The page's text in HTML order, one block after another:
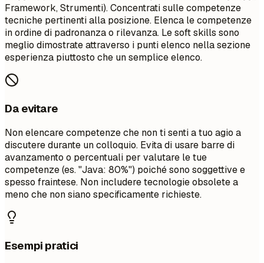
Framework, Strumenti). Concentrati sulle competenze
tecniche pertinenti alla posizione. Elenca le competenze
in ordine di padronanza o rilevanza. Le soft skills sono
meglio dimostrate attraverso i punti elenco nella sezione
esperienza piuttosto che un semplice elenco.
Da evitare
Non elencare competenze che non ti senti a tuo agio a
discutere durante un colloquio. Evita di usare barre di
avanzamento o percentuali per valutare le tue
competenze (es. "Java: 80%") poiché sono soggettive e
spesso fraintese. Non includere tecnologie obsolete a
meno che non siano specificamente richieste.
Esempi pratici